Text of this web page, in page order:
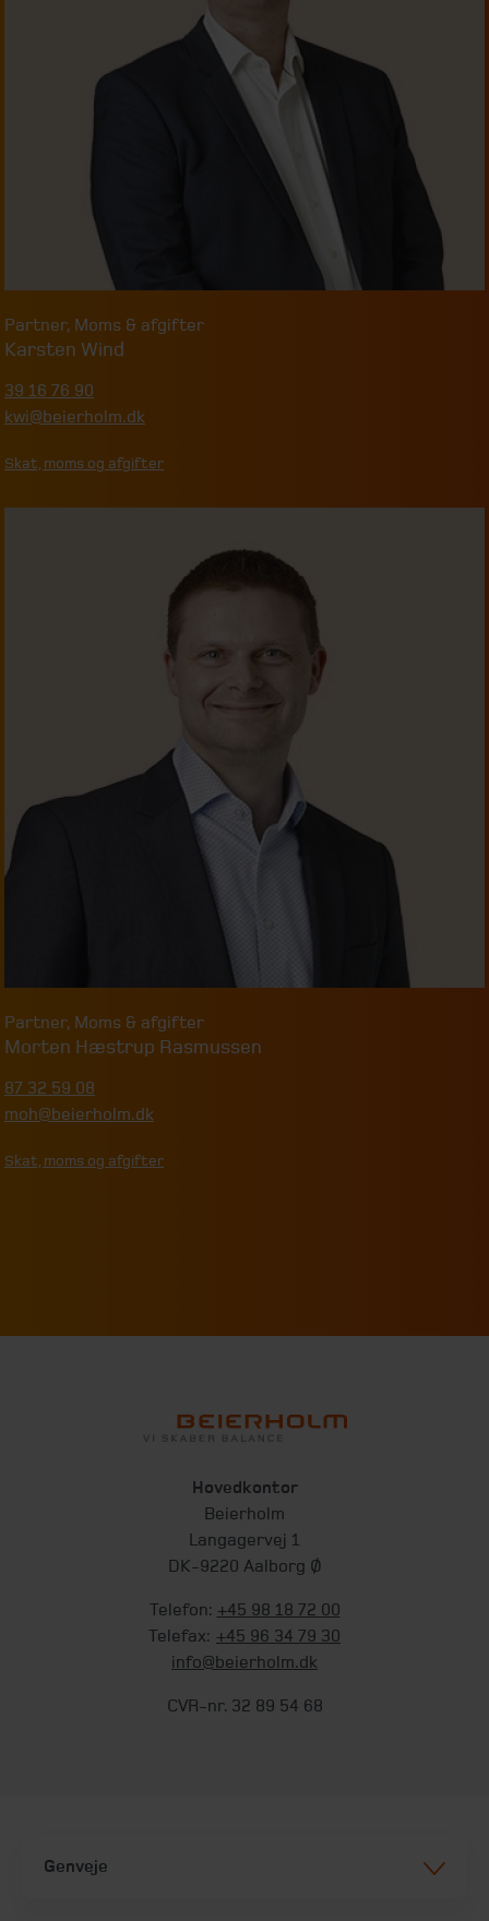
Partner, Moms & afgifter
Karsten Wind
39 16 76 90
kwi@beierholm.dk
Skat, moms og afgifter
Partner, Moms & afgifter
Morten Hæstrup Rasmussen
87 32 59 08
moh@beierholm.dk
Skat, moms og afgifter
Hovedkontor
Beierholm
Langagervej 1
DK-9220 Aalborg Ø
Telefon: +45 98 18 72 00
Telefax: +45 96 34 79 30
info@beierholm.dk
CVR-nr. 32 89 54 68
Genveje